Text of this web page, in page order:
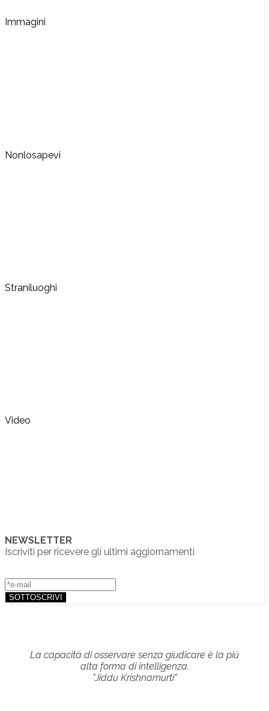
Immagini
Nonlosapevi
Straniluoghi
Video
NEWSLETTER
Iscriviti per ricevere gli ultimi aggiornamenti
La capacità di osservare senza giudicare è la più
alta forma di intelligenza.
"Jiddu Krishnamurti"